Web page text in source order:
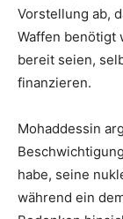
Vorstellung ab,
Waffen benötigt
bereit seien,
finanzieren.
Mohaddessin
habe, seine
während ein